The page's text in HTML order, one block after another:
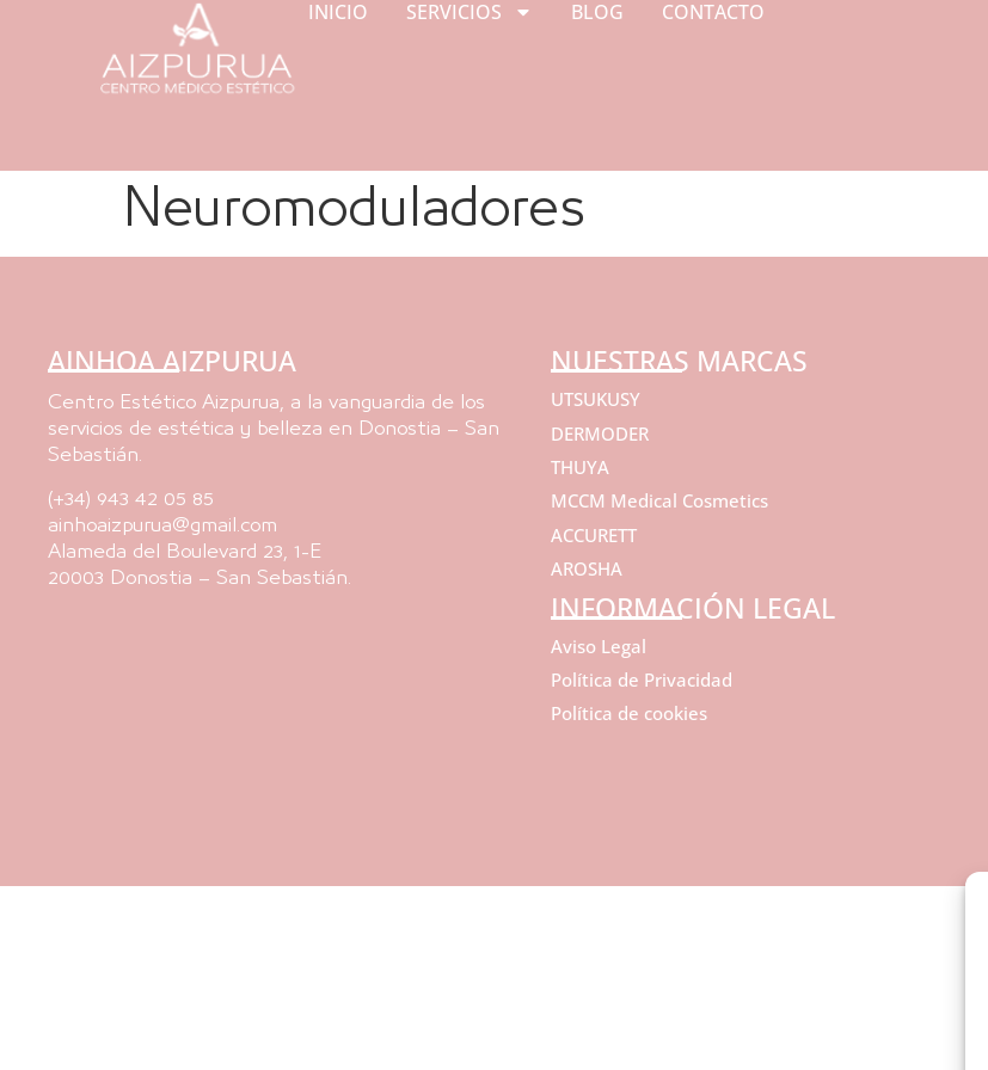
INICIO SERVICIOS BLOG CONTACTO
Neuromoduladores
AINHOA AIZPURUA
Centro Estético Aizpurua, a la vanguardia de los
servicios de estética y belleza en Donostia – San
Sebastián.
(+34) 943 42 05 85
ainhoaizpurua@gmail.com
Alameda del Boulevard 23, 1-E
20003 Donostia – San Sebastián.
NUESTRAS MARCAS
UTSUKUSY
DERMODER
THUYA
MCCM Medical Cosmetics
ACCURETT
AROSHA
INFORMACIÓN LEGAL
Aviso Legal
Política de Privacidad
Política de cookies